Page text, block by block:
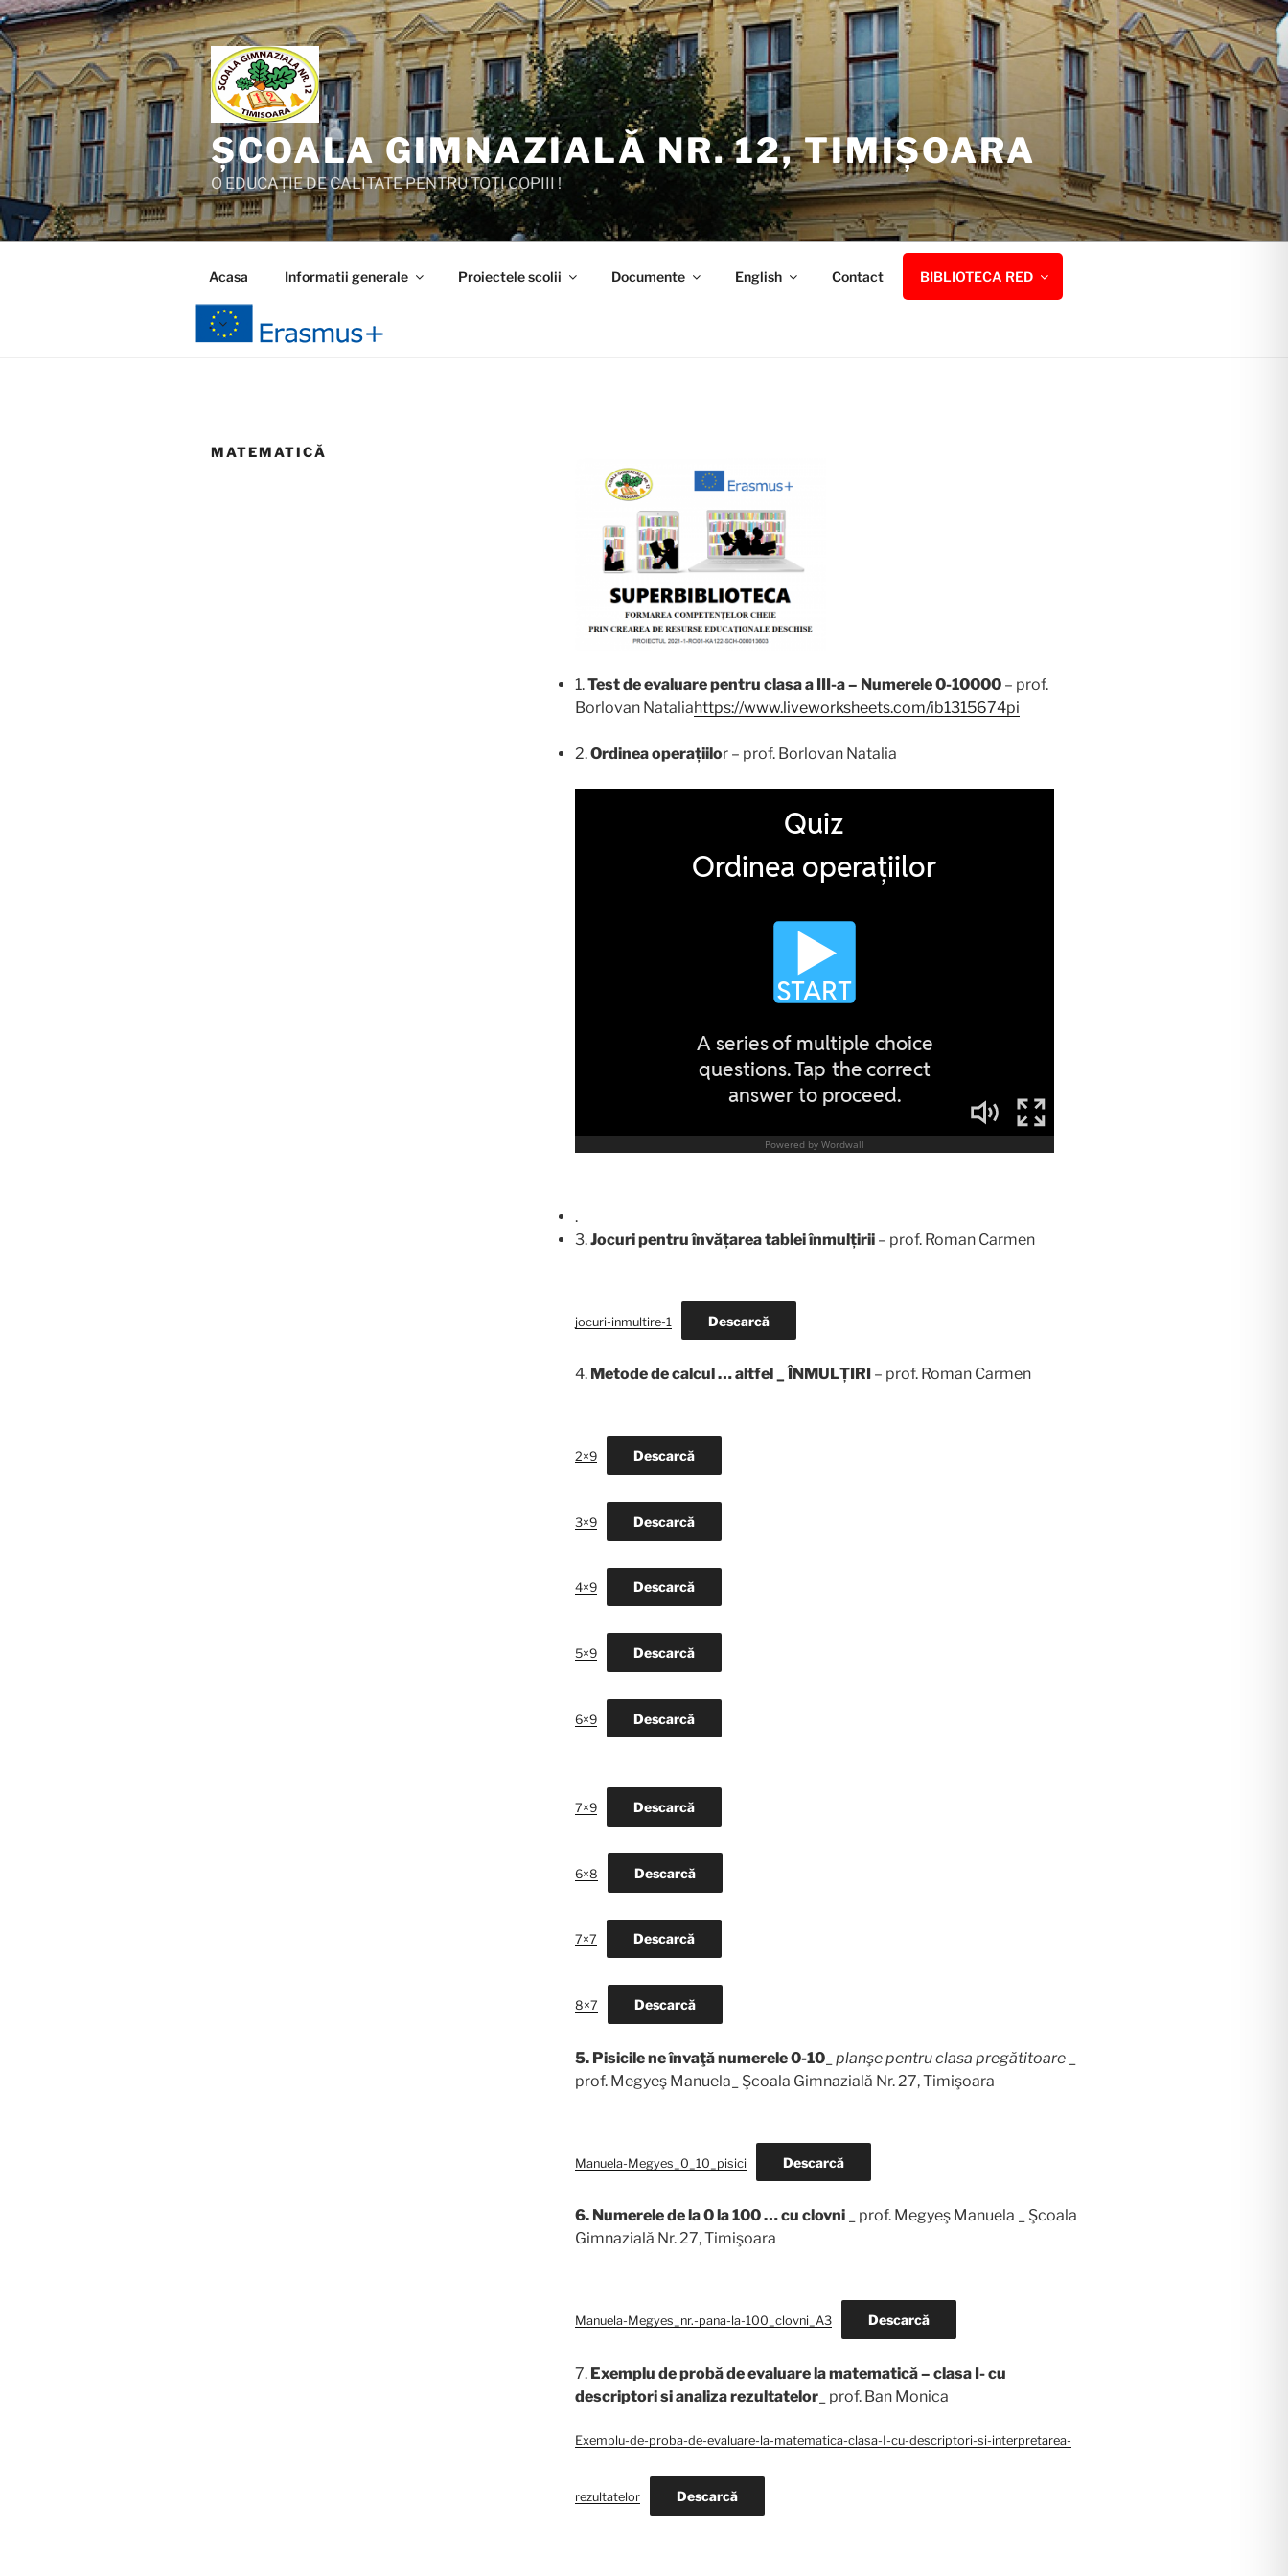
Skip
to
content
ȘCOALA GIMNAZIALĂ NR. 12, TIMIȘOARA
O EDUCAȚIE DE CALITATE PENTRU TOȚI COPIII !
Acasa Informatii generale Proiectele scolii Documente English Contact BIBLIOTECA RED
.
MATEMATICĂ
1.Test de evaluare pentru clasa a III-a – Numerele 0-10000– prof.
Borlovan Nataliahttps://www.liveworksheets.com/ib1315674pi
2.Ordinea operațiilor – prof. Borlovan Natalia
.
3.Jocuri pentru învățarea tablei înmulțirii– prof. Roman Carmen
jocuri-inmultire-1 Descarcă
4. Metode de calcul … altfel _ ÎNMULȚIRI – prof. Roman Carmen
2×9 Descarcă
3×9 Descarcă
4×9 Descarcă
5×9 Descarcă
6×9 Descarcă
7×9 Descarcă
6×8 Descarcă
7×7 Descarcă
8×7 Descarcă
5. Pisicile ne învaţă numerele 0-10_ planşe pentru clasa pregătitoare_
prof. Megyeş Manuela_ Şcoala Gimnazială Nr. 27, Timişoara
Manuela-Megyes_0_10_pisici Descarcă
6. Numerele de la 0 la 100 … cu clovni
_ prof. Megyeş Manuela _ Şcoala
Gimnazială Nr. 27,Timişoara
Manuela-Megyes_nr.-pana-la-100_clovni_A3 Descarcă
7. Exemplu de probă de evaluare la matematică – clasa I- cu
descriptori si analiza rezultatelor_ prof. Ban Monica
Exemplu-de-proba-de-evaluare-la-matematica-clasa-I-cu-descriptori-si-interpretarea-
rezultatelor Descarcă